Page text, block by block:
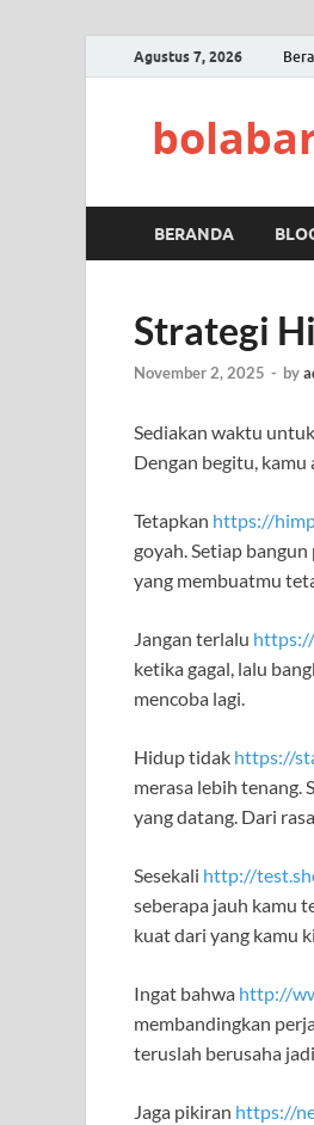
Agustus 7, 2026
BERANDA
Strategi
November 2, 2025 - by
Sediakan waktu
Dengan begitu,
Tetapkan https://
goyah. Setiap
yang membuatmu
Jangan terlalu
ketika gagal, lalu
mencoba lagi.
Hidup tidak https://
merasa lebih tenang.
yang datang. Dari
Sesekali http://
seberapa jauh kamu
kuat dari yang kamu
Ingat bahwa http://
membandingkan
teruslah berusaha
Jaga pikiran https://